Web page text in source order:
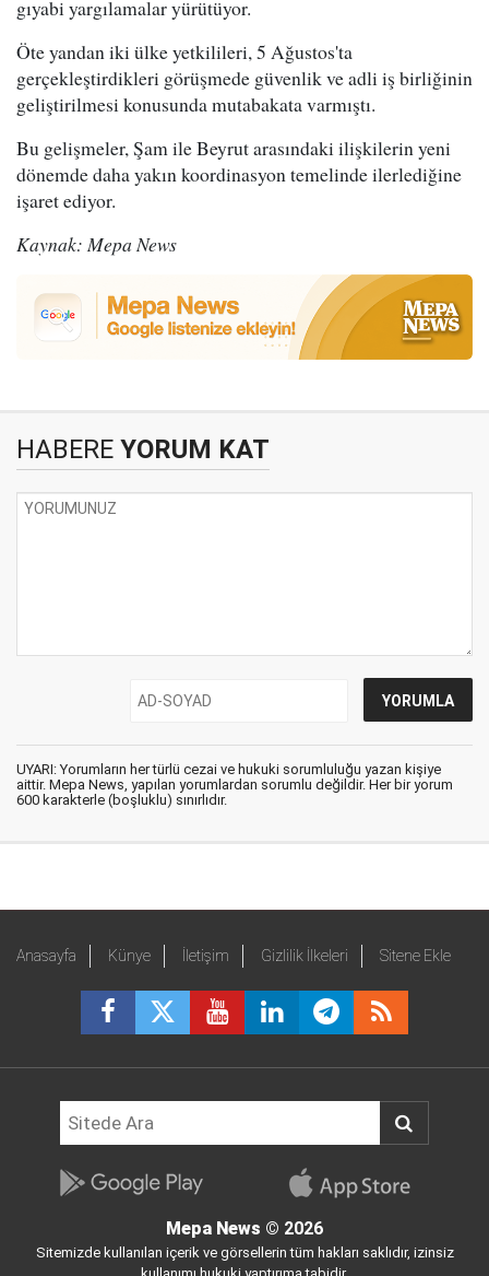
gıyabi yargılamalar yürütüyor.
Öte yandan iki ülke yetkilileri, 5 Ağustos'ta
gerçekleştirdikleri görüşmede güvenlik ve adli iş birliğinin
geliştirilmesi konusunda mutabakata varmıştı.
Bu gelişmeler, Şam ile Beyrut arasındaki ilişkilerin yeni
dönemde daha yakın koordinasyon temelinde ilerlediğine
işaret ediyor.
Kaynak: Mepa News
HABERE YORUM KAT
UYARI: Yorumların her türlü cezai ve hukuki sorumluluğu yazan kişiye
aittir. Mepa News, yapılan yorumlardan sorumlu değildir. Her bir yorum
600 karakterle (boşluklu) sınırlıdır.
Anasayfa Künye İletişim Gizlilik İlkeleri Sitene Ekle
Mepa News © 2026
Sitemizde kullanılan içerik ve görsellerin tüm hakları saklıdır, izinsiz